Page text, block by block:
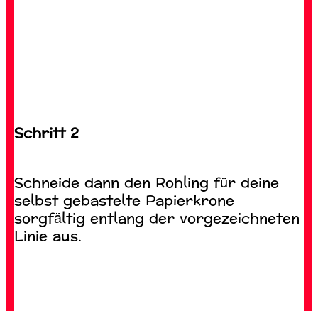
Schritt 2
Schneide dann den Rohling für deine
selbst gebastelte Papierkrone
sorgfältig entlang der vorgezeichneten
Linie aus.